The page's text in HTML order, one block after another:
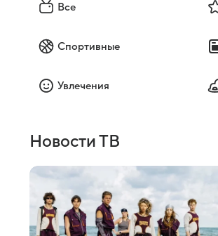
Все
Спортивные
Увлечения
Новости ТВ